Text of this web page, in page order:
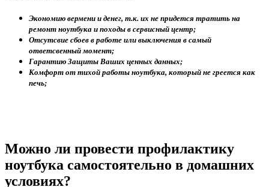
Экономию вермени и денег, т.к. их не придется тратить на
ремонт ноутбука и походы в сервисный центр;
Отсутсвие сбоев в работе или выключения в самый
ответсвенный момент;
Гарантию Защиты Ваших ценных данных;
Комфорт от тихой работы ноутбука, который не греется как
печь;
Можно ли провести профилактику
ноутбука самостоятельно в домашних
условиях?